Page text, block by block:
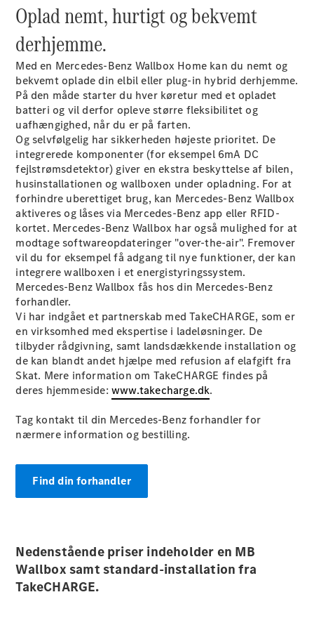
Sedan
Alle Sedans
CLA
Elektrisk
CLA
C-Klasse
Sedan
C-
Klasse
Sedan
Elektrisk
EQE
Sedan
Elektrisk
EQS
Sedan
Elektrisk
E-Klasse
Sedan
S-Klasse
Lang
Mercedes-
Maybach S-
Konfigurator
Showroom
SUV
Oplad nemt, hurtigt og bekvemt
derhjemme.
Med en Mercedes-Benz Wallbox Home kan du nemt og
bekvemt oplade din elbil eller plug-in hybrid derhjemme.
På den måde starter du hver køretur med et opladet
batteri og vil derfor opleve større fleksibilitet og
uafhængighed, når du er på farten.
Og selvfølgelig har sikkerheden højeste prioritet. De
integrerede komponenter (for eksempel 6mA DC
fejlstrømsdetektor) giver en ekstra beskyttelse af bilen,
husinstallationen og wallboxen under opladning. For at
forhindre uberettiget brug, kan Mercedes-Benz Wallbox
aktiveres og låses via Mercedes-Benz app eller RFID-
kortet. Mercedes-Benz Wallbox har også mulighed for at
modtage softwareopdateringer "over-the-air". Fremover
vil du for eksempel få adgang til nye funktioner, der kan
integrere wallboxen i et energistyringssystem.
Mercedes-Benz Wallbox fås hos din Mercedes-Benz
forhandler.
Vi har indgået et partnerskab med TakeCHARGE, som er
en virksomhed med ekspertise i ladeløsninger. De
tilbyder rådgivning, samt landsdækkende installation og
de kan blandt andet hjælpe med refusion af elafgift fra
Skat. Mere information om TakeCHARGE findes på
deres hjemmeside:www.takecharge.dk.
Tag kontakt til din Mercedes-Benz forhandler for
nærmere information og bestilling.
Find din forhandler
Nedenstående priser indeholder en MB
Wallbox samt standard-installation fra
TakeCHARGE.